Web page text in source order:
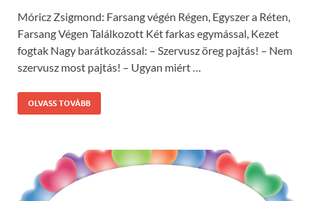
Móricz Zsigmond: Farsang végén Régen, Egyszer a Réten,
Farsang Végen Találkozott Két farkas egymással, Kezet
fogtak Nagy barátkozással: – Szervusz öreg pajtás! – Nem
szervusz most pajtás! – Ugyan miért …
OLVASS TOVÁBB